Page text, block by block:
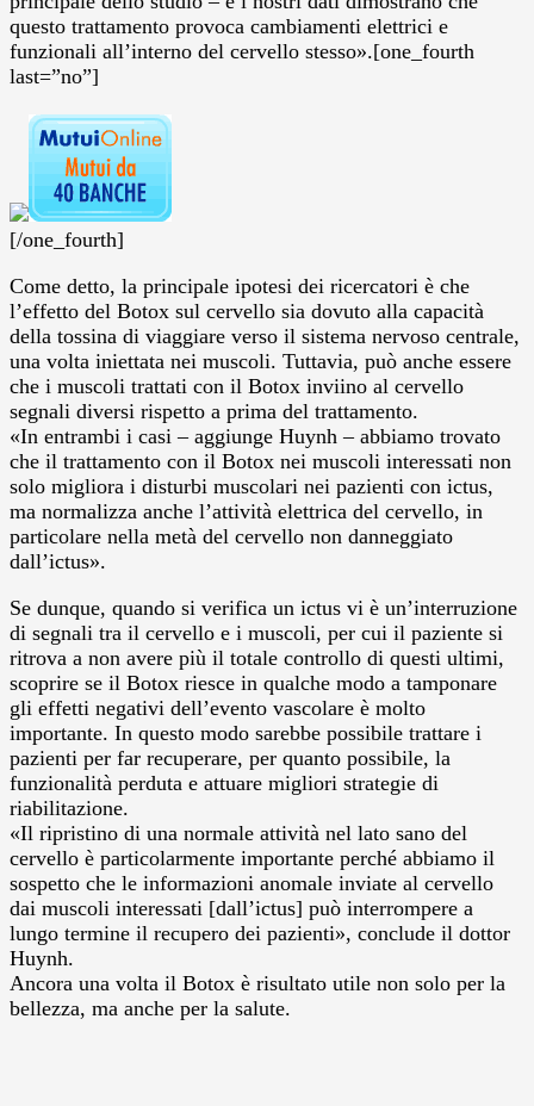
questo trattamento provoca cambiamenti elettrici e
funzionali all’interno del cervello stesso».[one_fourth
last=”no”]
[/one_fourth]
Come detto, la principale ipotesi dei ricercatori è che
l’effetto del Botox sul cervello sia dovuto alla capacità
della tossina di viaggiare verso il sistema nervoso centrale,
una volta iniettata nei muscoli. Tuttavia, può anche essere
che i muscoli trattati con il Botox inviino al cervello
segnali diversi rispetto a prima del trattamento.
«In entrambi i casi – aggiunge Huynh – abbiamo trovato
che il trattamento con il Botox nei muscoli interessati non
solo migliora i disturbi muscolari nei pazienti con ictus,
ma normalizza anche l’attività elettrica del cervello, in
particolare nella metà del cervello non danneggiato
dall’ictus».
Se dunque, quando si verifica un ictus vi è un’interruzione
di segnali tra il cervello e i muscoli, per cui il paziente si
ritrova a non avere più il totale controllo di questi ultimi,
scoprire se il Botox riesce in qualche modo a tamponare
gli effetti negativi dell’evento vascolare è molto
importante. In questo modo sarebbe possibile trattare i
pazienti per far recuperare, per quanto possibile, la
funzionalità perduta e attuare migliori strategie di
riabilitazione.
«Il ripristino di una normale attività nel lato sano del
cervello è particolarmente importante perché abbiamo il
sospetto che le informazioni anomale inviate al cervello
dai muscoli interessati [dall’ictus] può interrompere a
lungo termine il recupero dei pazienti», conclude il dottor
Huynh.
Ancora una volta il Botox è risultato utile non solo per la
bellezza, ma anche per la salute.